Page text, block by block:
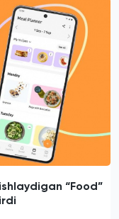
“Food”